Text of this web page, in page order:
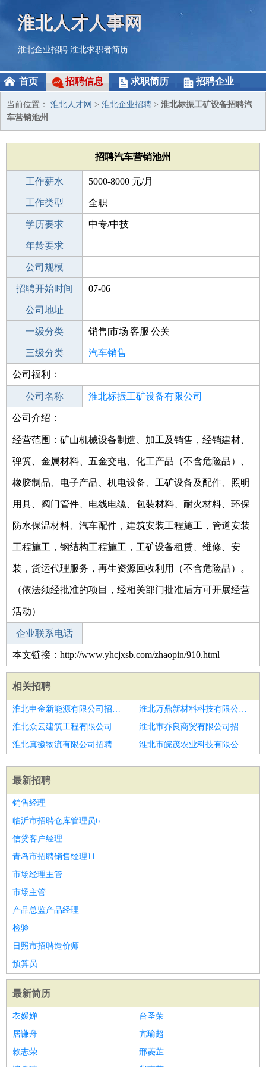
淮北人才人事网
淮北企业招聘 淮北求职者简历
首页 招聘信息 求职简历 招聘企业
当前位置： 淮北人才网 > 淮北企业招聘 > 淮北标振工矿设备招聘汽
车营销池州
招聘汽车营销池州
工作薪水 5000-8000 元/月
招聘人数 1人
工作类型 全职
性别要求 -
学历要求 中专/中技
工作经验
年龄要求
工作地点
公司规模
公司电话
招聘开始时间 07-06
招聘结束时间
公司地址
一级分类 销售|市场|客服|公关
二级分类 销售
三级分类 汽车销售
其他行业
公司福利：
公司名称 淮北标振工矿设备有限公司
公司类型
公司介绍：
经营范围：矿山机械设备制造、加工及销售，经销建材、
弹簧、金属材料、五金交电、化工产品（不含危险品）、
橡胶制品、电子产品、机电设备、工矿设备及配件、照明
用具、阀门管件、电线电缆、包装材料、耐火材料、环保
防水保温材料、汽车配件，建筑安装工程施工，管道安装
工程施工，钢结构工程施工，工矿设备租赁、维修、安
装，货运代理服务，再生资源回收利用（不含危险品）。
（依法须经批准的项目，经相关部门批准后方可开展经营
活动）
企业联系电话
本文链接：http://www.yhcjxsb.com/zhaopin/910.html
相关招聘
淮北申金新能源有限公司招聘内销业务员
淮北万鼎新材料科技有限公司招聘汽车销售
淮北众云建筑工程有限公司招聘新余城市经理汽车销售
淮北市乔良商贸有限公司招聘底薪4000汽车销售
淮北真徽物流有限公司招聘汽车销售
淮北市皖茂农业科技有限公司招聘Fellow蔚来顾问
最新招聘
销售经理
临沂市招聘仓库管理员6
信贷客户经理
青岛市招聘销售经理11
市场经理主管
市场主管
产品总监产品经理
检验
日照市招聘造价师
预算员
最新简历
衣媛婵
台圣荣
居谦舟
亢瑜超
赖志荣
邢菱芷